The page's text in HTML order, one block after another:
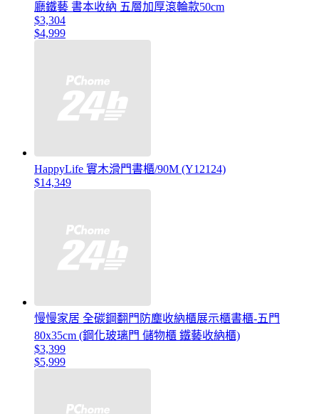
廳鐵藝 書本收納 五層加厚滾輪款50cm
$3,304
$4,999
HappyLife 實木滑門書櫃/90M (Y12124)
$14,349
慢慢家居 全碳鋼翻門防塵收納櫃展示櫃書櫃-五門
80x35cm (鋼化玻璃門 儲物櫃 鐵藝收納櫃)
$3,399
$5,999